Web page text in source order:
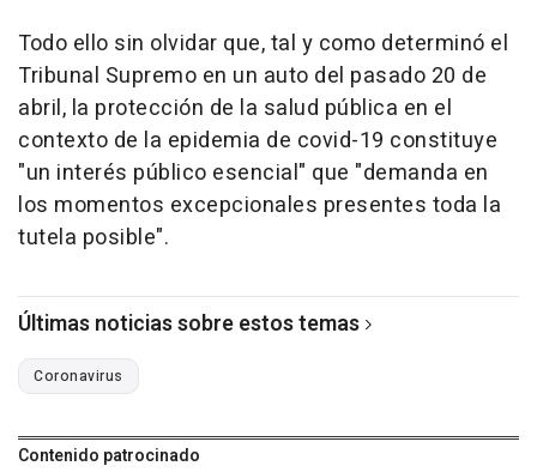
Todo ello sin olvidar que, tal y como determinó el
Tribunal Supremo en un auto del pasado 20 de
abril, la protección de la salud pública en el
contexto de la epidemia de covid-19 constituye
"un interés público esencial" que "demanda en
los momentos excepcionales presentes toda la
tutela posible".
Últimas noticias sobre estos temas
Coronavirus
Contenido patrocinado